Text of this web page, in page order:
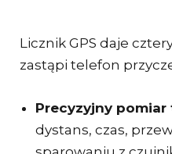
Licznik GPS daje
zastąpi telefon
Precyzyjny pomiar
dystans, czas,